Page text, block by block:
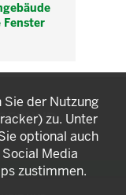
Fenster
der Nutzung
zu. Unter
optional auch
Media
zustimmen.